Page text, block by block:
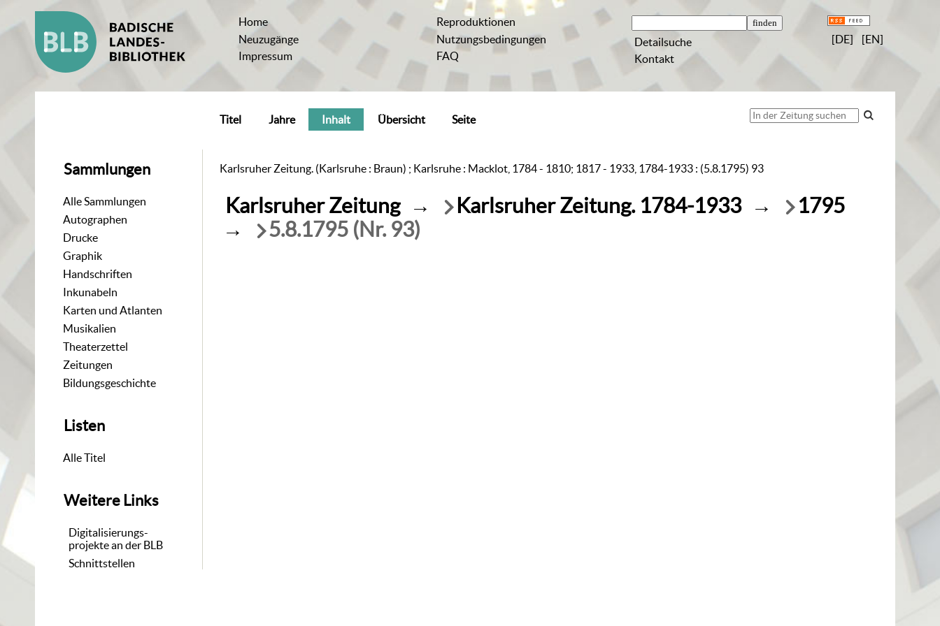
Home
Neuzugänge
Impressum
Reproduktionen
Nutzungsbedingungen
FAQ
Detailsuche
Kontakt
[DE] [EN]
Sammlungen
Alle Sammlungen
Autographen
Drucke
Graphik
Handschriften
Inkunabeln
Karten und Atlanten
Musikalien
Theaterzettel
Zeitungen
Bildungsgeschichte
Listen
Alle Titel
Weitere Links
Digitalisierungs-
projekte an der BLB
Schnittstellen
Titel Jahre Inhalt Übersicht Seite
Karlsruher Zeitung. (Karlsruhe : Braun) ; Karlsruhe : Macklot, 1784 - 1810; 1817 - 1933, 1784-1933 : (5.8.1795) 93
Karlsruher Zeitung → Karlsruher Zeitung. 1784-1933 →
1795
→
5.8.1795 (Nr. 93)